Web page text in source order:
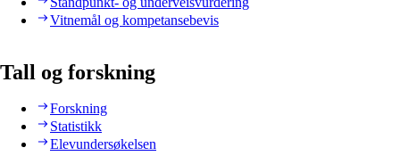
Vitnemål og kompetansebevis
Tall og forskning
Forskning
Statistikk
Elevundersøkelsen